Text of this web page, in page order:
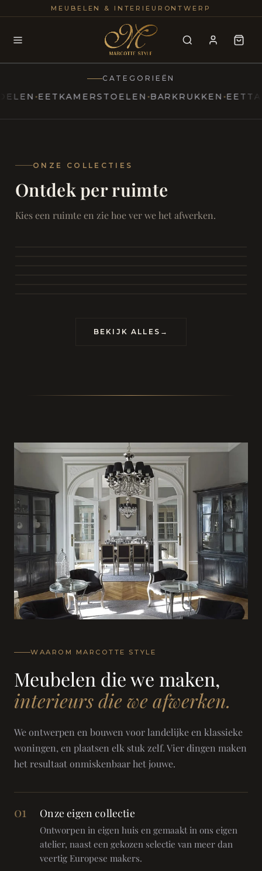
MEUBELEN & INTERIEURONTWERP
Modern
Marcottestyle Living
25+
CATEGORIEËN
EETKAMERSTOELEN BARKRUKKEN EETTAFELS
ONZE COLLECTIES
Ontdek per ruimte
Kies een ruimte en zie hoe ver we het afwerken.
SAMEN ONTSPANNEN
Woonkamer
Eetkamer
RUST EN RETRAITE
BEKIJK ALLES →
WAAROM MARCOTTE STYLE
Meubelen die we maken,
interieurs die we afwerken.
We ontwerpen en bouwen voor landelijke en klassieke
woningen, en plaatsen elk stuk zelf. Vier dingen maken
het resultaat onmiskenbaar het jouwe.
01 Onze eigen collectie
Ontworpen in eigen huis en gemaakt in ons eigen
atelier, naast een gekozen selectie van meer dan
veertig Europese makers.